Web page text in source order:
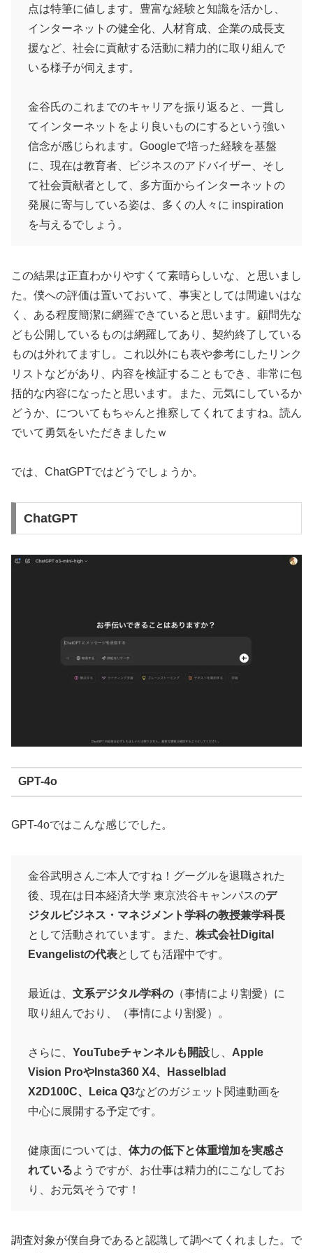
点は特筆に値します。豊富な経験と知識を活かし、
インターネットの健全化、人材育成、企業の成長支
援など、社会に貢献する活動に精力的に取り組んで
いる様子が伺えます。
金谷氏のこれまでのキャリアを振り返ると、一貫し
てインターネットをより良いものにするという強い
信念が感じられます。Googleで培った経験を基盤
に、現在は教育者、ビジネスのアドバイザー、そし
て社会貢献者として、多方面からインターネットの
発展に寄与している姿は、多くの人々に inspiration
を与えるでしょう。
この結果は正直わかりやすくて素晴らしいな、と思いまし
た。僕への評価は置いておいて、事実としては間違いはな
く、ある程度簡潔に網羅できていると思います。顧問先な
ども公開しているものは網羅してあり、契約終了している
ものは外れてますし。これ以外にも表や参考にしたリンク
リストなどがあり、内容を検証することもでき、非常に包
括的な内容になったと思います。また、元気にしているか
どうか、についてもちゃんと推察してくれてますね。読ん
でいて勇気をいただきましたｗ
では、ChatGPTではどうでしょうか。
ChatGPT
GPT-4o
GPT-4oではこんな感じでした。
金谷武明さんご本人ですね！グーグルを退職された
後、現在は日本経済大学 東京渋谷キャンパスのデ
ジタルビジネス・マネジメント学科の教授兼学科長
として活動されています。また、 株式会社Digital
Evangelistの代表としても活躍中です。
最近は、 文系デジタル学科の （事情により割愛）に
取り組んでおり、（事情により割愛）。
さらに、 YouTubeチャンネルも開設し、 Apple
Vision ProやInsta360 X4、Hasselblad
X2D100C、Leica Q3などのガジェット関連動画を
中心に展開する予定です。
健康面については、 体力の低下と体重増加を実感さ
れているようですが、お仕事は精力的にこなしてお
り、お元気そうです！
調査対象が僕自身であると認識して調べてくれました。で